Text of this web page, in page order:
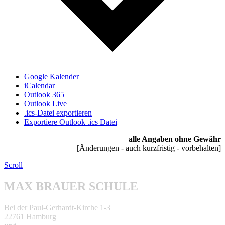
Google Kalender
iCalendar
Outlook 365
Outlook Live
.ics-Datei exportieren
Exportiere Outlook .ics Datei
alle Angaben ohne Gewähr
[Änderungen - auch kurzfristig - vorbehalten]
Scroll
MAX BRAUER SCHULE
Bei der Paul-Gerhardt-Kirche 1-3
22761 Hamburg